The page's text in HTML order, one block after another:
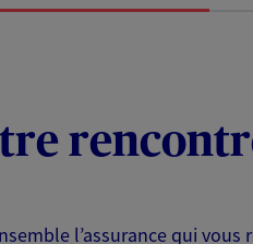
l’assurance qui vous